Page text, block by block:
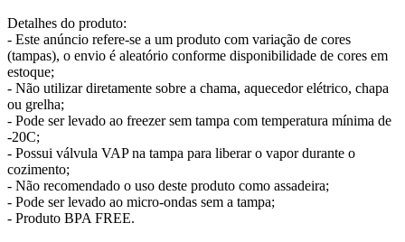
Detalhes do produto:
- Este anúncio refere-se a um produto com variação de cores
(tampas), o envio é aleatório conforme disponibilidade de cores em
estoque;
- Não utilizar diretamente sobre a chama, aquecedor elétrico, chapa
ou grelha;
- Pode ser levado ao freezer sem tampa com temperatura mínima de
-20C;
- Possui válvula VAP na tampa para liberar o vapor durante o
cozimento;
- Não recomendado o uso deste produto como assadeira;
- Pode ser levado ao micro-ondas sem a tampa;
- Produto BPA FREE.